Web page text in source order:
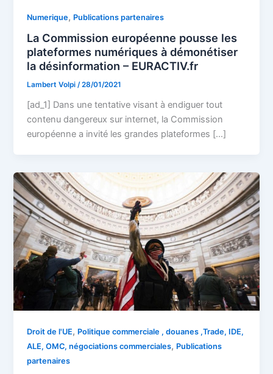
Numerique, Publications partenaires
La Commission européenne pousse les
plateformes numériques à démonétiser
la désinformation – EURACTIV.fr
Lambert Volpi/28/01/2021
[ad_1] Dans une tentative visant à endiguer tout
contenu dangereux sur internet, la Commission
européenne a invité les grandes plateformes […]
Droit de l'UE, Politique commerciale , douanes ,Trade, IDE,
ALE, OMC, négociations commerciales, Publications
partenaires